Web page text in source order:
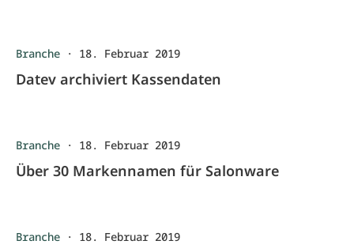
Branche · 18. Februar 2019
Datev archiviert Kassendaten
Branche · 18. Februar 2019
Über 30 Markennamen für Salonware
Branche · 18. Februar 2019